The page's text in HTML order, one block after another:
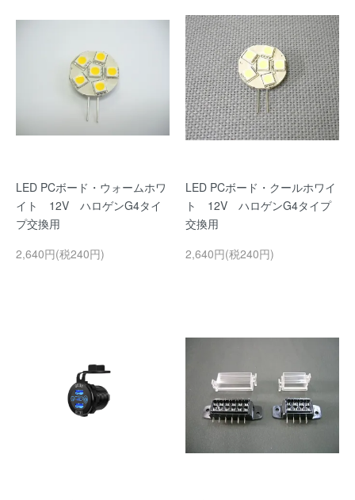
LED PCボード・ウォームホワ
イト 12V ハロゲンG4タイ
プ交換用
2,640円(税240円)
LED PCボード・クールホワイ
ト 12V ハロゲンG4タイプ
交換用
2,640円(税240円)